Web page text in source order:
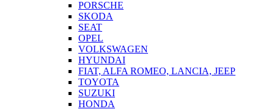
PORSCHE
SKODA
SEAT
OPEL
VOLKSWAGEN
HYUNDAI
FIAT, ALFA ROMEO, LANCIA, JEEP
TOYOTA
SUZUKI
HONDA